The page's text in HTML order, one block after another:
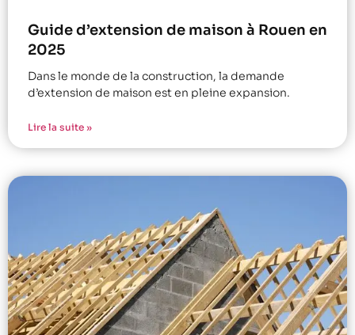
Guide d’extension de maison à Rouen en
2025
Dans le monde de la construction, la demande
d’extension de maison est en pleine expansion.
Lire la suite »